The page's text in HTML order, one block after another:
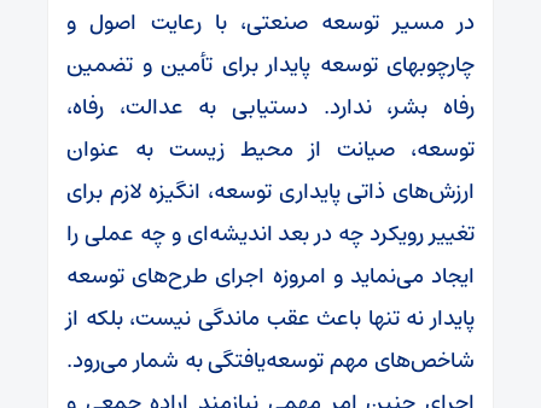
در مسیر توسعه صنعتی، با رعایت اصول و
چارچوبهای توسعه پایدار برای تأمین و تضمین
رفاه بشر، ندارد. دستیابی به عدالت، رفاه،
توسعه، صیانت از محیط زیست به عنوان
ارزش‌های ذاتی پایداری توسعه، انگیزه لازم برای
تغییر رویکرد چه در بعد اندیشه‌ای و چه عملی را
ایجاد می‌نماید و امروزه اجرای طرح‌های توسعه
پایدار نه تنها باعث عقب ماندگی نیست، بلکه از
شاخص‌های مهم توسعه‌یافتگی به شمار می‌رود.